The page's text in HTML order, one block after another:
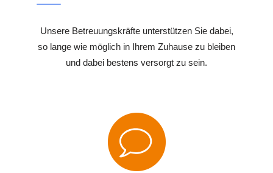
Unsere Betreuungskräfte unterstützen Sie dabei,
so lange wie möglich in Ihrem Zuhause zu bleiben
und dabei bestens versorgt zu sein.